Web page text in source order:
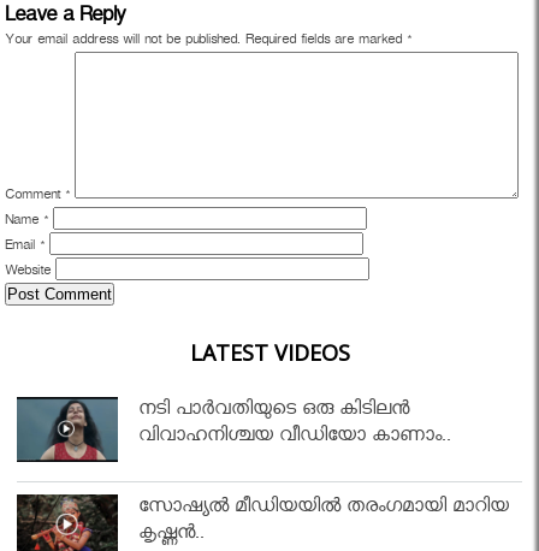
Leave a Reply
Your email address will not be published. Required fields are marked *
Comment *
Name *
Email *
Website
LATEST VIDEOS
നടി പാർവതിയുടെ ഒരു കിടിലൻ
വിവാഹനിശ്ചയ വീഡിയോ കാണാം..
സോഷ്യൽ മീഡിയയിൽ തരംഗമായി മാറിയ
കൃഷ്ണൻ..